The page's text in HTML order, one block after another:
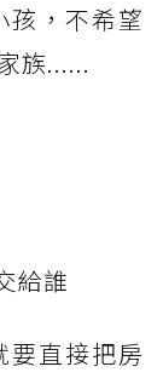
孩，不希望
族......
給誰
要直接把房